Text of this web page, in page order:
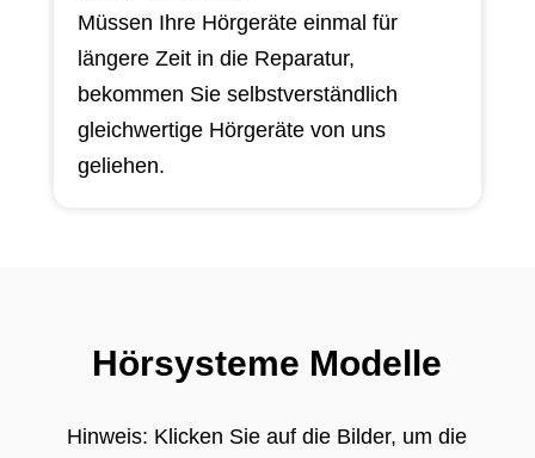
Müssen Ihre Hörgeräte einmal für
längere Zeit in die Reparatur,
bekommen Sie selbstverständlich
gleichwertige Hörgeräte von uns
geliehen.
Hörsysteme Modelle
Hinweis: Klicken Sie auf die Bilder, um die